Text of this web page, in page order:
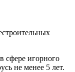
сфере игорного
не менее 5 лет.